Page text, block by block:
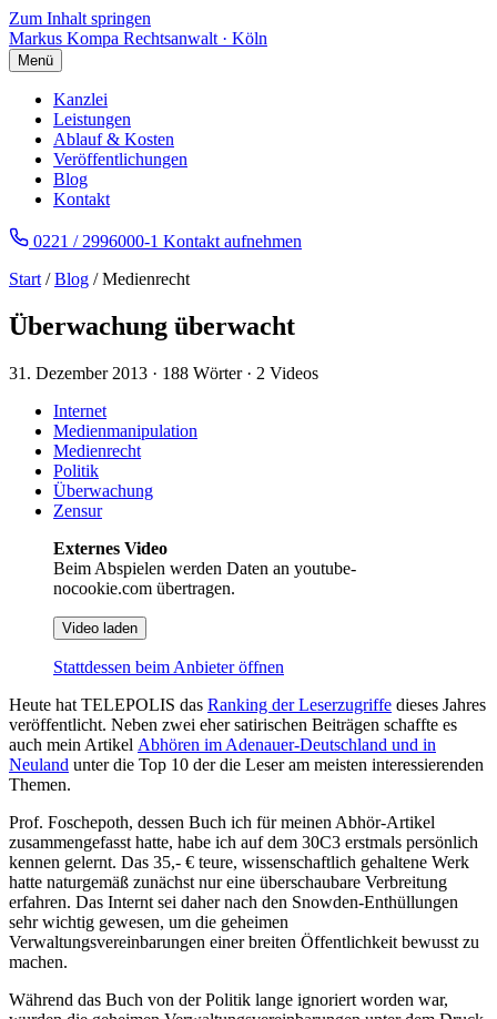
Zum Inhalt springen
Markus Kompa Rechtsanwalt · Köln
Menü
Kanzlei
Leistungen
Ablauf & Kosten
Veröffentlichungen
Blog
Kontakt
0221 / 2996000-1 Kontakt aufnehmen
Start /Blog / Medienrecht
Überwachung überwacht
31. Dezember 2013 · 188 Wörter · 2 Videos
Internet
Medienmanipulation
Medienrecht
Politik
Überwachung
Zensur
Externes Video
Beim Abspielen werden Daten an youtube-
nocookie.com übertragen.
Video laden
Stattdessen beim Anbieter öffnen
Heute hat TELEPOLIS das Ranking der Leserzugriffe dieses Jahres
veröffentlicht. Neben zwei eher satirischen Beiträgen schaffte es
auch mein Artikel Abhören im Adenauer-Deutschland und in
Neuland unter die Top 10 der die Leser am meisten interessierenden
Themen.
Prof. Foschepoth, dessen Buch ich für meinen Abhör-Artikel
zusammengefasst hatte, habe ich auf dem 30C3 erstmals persönlich
kennen gelernt. Das 35,- € teure, wissenschaftlich gehaltene Werk
hatte naturgemäß zunächst nur eine überschaubare Verbreitung
erfahren. Das Internt sei daher nach den Snowden-Enthüllungen
sehr wichtig gewesen, um die geheimen
Verwaltungsvereinbarungen einer breiten Öffentlichkeit bewusst zu
machen.
Während das Buch von der Politik lange ignoriert worden war,